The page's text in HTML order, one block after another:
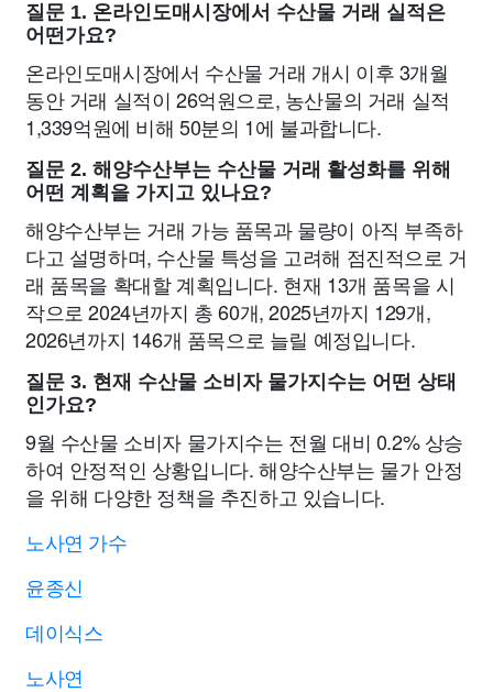
질문 1. 온라인도매시장에서 수산물 거래 실적은
어떤가요?
온라인도매시장에서 수산물 거래 개시 이후 3개월
동안 거래 실적이 26억원으로, 농산물의 거래 실적
1,339억원에 비해 50분의 1에 불과합니다.
질문 2. 해양수산부는 수산물 거래 활성화를 위해
어떤 계획을 가지고 있나요?
해양수산부는 거래 가능 품목과 물량이 아직 부족하
다고 설명하며, 수산물 특성을 고려해 점진적으로 거
래 품목을 확대할 계획입니다. 현재 13개 품목을 시
작으로 2024년까지 총 60개, 2025년까지 129개,
2026년까지 146개 품목으로 늘릴 예정입니다.
질문 3. 현재 수산물 소비자 물가지수는 어떤 상태
인가요?
9월 수산물 소비자 물가지수는 전월 대비 0.2% 상승
하여 안정적인 상황입니다. 해양수산부는 물가 안정
을 위해 다양한 정책을 추진하고 있습니다.
노사연 가수
윤종신
데이식스
노사연